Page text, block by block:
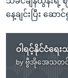
နေ့ချင်းပြီး ဆေ
ဝါရင့်နိုင်ငံရေ
by ဗွီအိုအေသတင်
No